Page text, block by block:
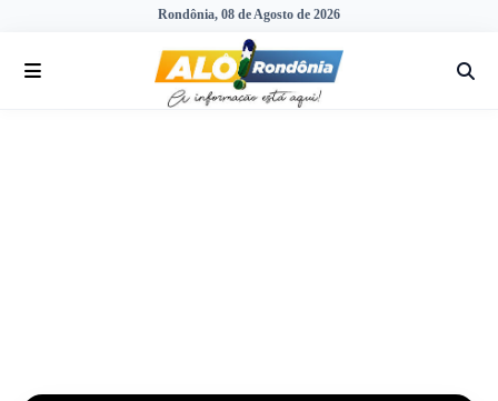
Rondônia, 08 de Agosto de 2026